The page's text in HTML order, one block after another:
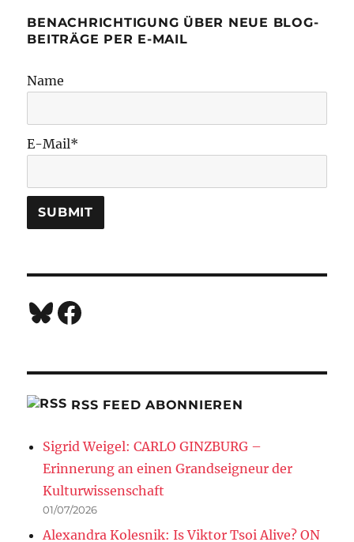
BENACHRICHTIGUNG ÜBER NEUE BLOG-
BEITRÄGE PER E-MAIL
Name
E-Mail*
Bluesky
Facebook
RSS FEED ABONNIEREN
Sigrid Weigel: CARLO GINZBURG –
Erinnerung an einen Grandseigneur der
Kulturwissenschaft
01/07/2026
Alexandra Kolesnik: Is Viktor Tsoi Alive? ON